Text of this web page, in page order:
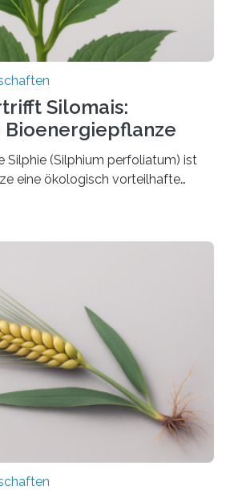
zur…
Silomais:
Silphie (Silphium perfoliatum) ist
eine ökologisch vorteilhafte
von Forschenden der
zur Energiegewinnung
Kulturen ist ein zentrales
europäischen Klimaziele, bis
werden. In Deutschland dominiert
Energiepflanze, doch sein Anbau
mit sich:
und…